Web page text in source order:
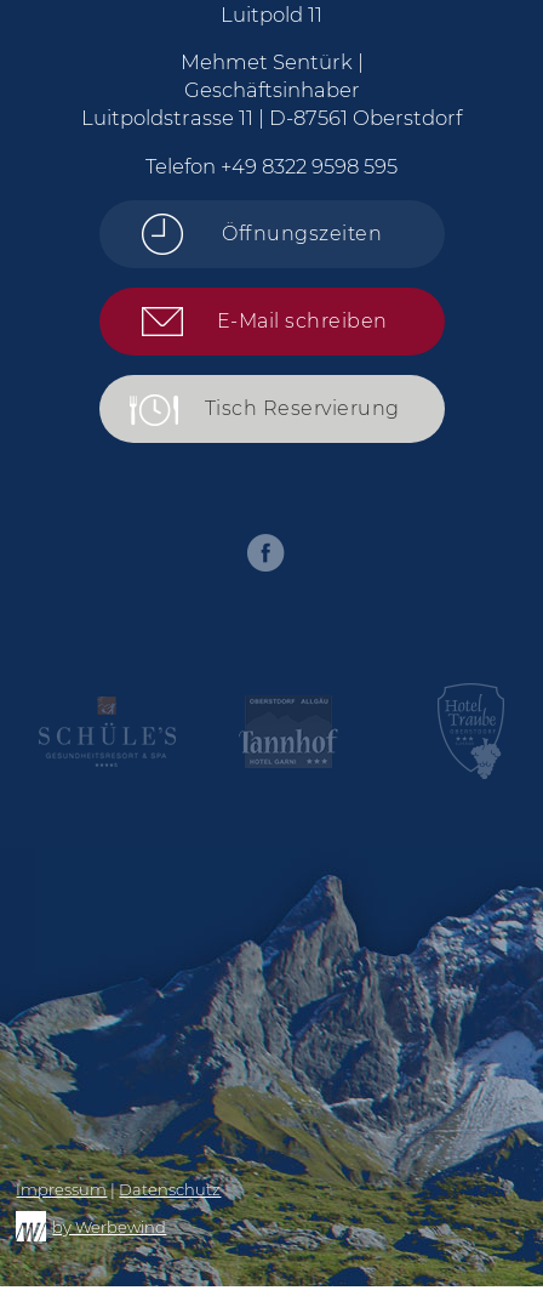
Luitpold 11
Mehmet Sentürk |
Geschäftsinhaber
Luitpoldstrasse 11 | D-87561 Oberstdorf
Telefon +49 8322 9598 595
Öffnungszeiten
E-Mail schreiben
Tisch Reservierung
Impressum|Datenschutz
by Werbewind